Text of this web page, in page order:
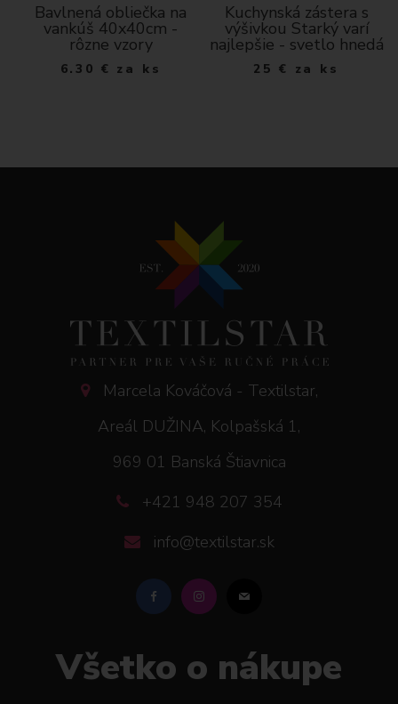
Bavlnená obliečka na
vankúš 40x40cm -
rôzne vzory
6.30 € za ks
Kuchynská zástera s
výšivkou Starký varí
najlepšie - svetlo hnedá
25 € za ks
Marcela Kováčová - Textilstar,
Areál DUŽINA, Kolpašská 1,
969 01 Banská Štiavnica
+421 948 207 354
info@textilstar.sk
Všetko o nákupe